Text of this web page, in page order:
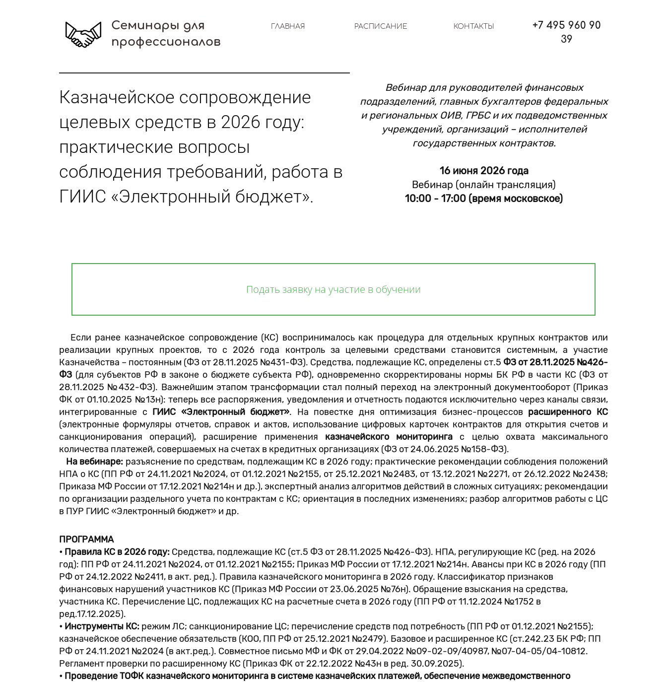
Семинары для
профессионалов
ГЛАВНАЯ РАСПИСАНИЕ КОНТАКТЫ
+7 495 960 90
39
Казначейское сопровождение
целевых средств в 2026 году:
практические вопросы
соблюдения требований, работа в
ГИИС «Электронный бюджет».
Вебинар для руководителей финансовых
подразделений, главных бухгалтеров федеральных
и региональных ОИВ, ГРБС и их подведомственных
учреждений, организаций – исполнителей
государственных контрактов.
16 июня 2026 года
Вебинар (онлайн трансляция)
10:00 - 17:00 (время московское)
Подать заявку на участие в обучении
Если ранее казначейское сопровождение (КС) воспринималось как процедура для отдельных крупных контрактов или
реализации крупных проектов, то с 2026 года контроль за целевыми средствами становится системным, а участие
Казначейства – постоянным (ФЗ от 28.11.2025 №431-ФЗ). Средства, подлежащие КС, определены ст.5 ФЗ от 28.11.2025 №426-
ФЗ (для субъектов РФ в законе о бюджете субъекта РФ), одновременно скорректированы нормы БК РФ в части КС (ФЗ от
28.11.2025 №432-ФЗ). Важнейшим этапом трансформации стал полный переход на электронный документооборот (Приказ
ФК от 01.10.2025 №13н): теперь все распоряжения, уведомления и отчетность подаются исключительно через каналы связи,
интегрированные с ГИИС «Электронный бюджет». На повестке дня оптимизация бизнес-процессов расширенного КС
(электронные формуляры отчетов, справок и актов, использование цифровых карточек контрактов для открытия счетов и
санкционирования операций), расширение применения казначейского мониторинга с целью охвата максимального
количества платежей, совершаемых на счетах в кредитных организациях (ФЗ от 24.06.2025 №158-ФЗ).
На вебинаре: разъяснение по средствам, подлежащим КС в 2026 году; практические рекомендации соблюдения положений
НПА о КС (ПП РФ от 24.11.2021 №2024, от 01.12.2021 №2155, от 25.12.2021 №2483, от 13.12.2021 №2271, от 26.12.2022 №2438;
Приказа МФ России от 17.12.2021 №214н и др.), экспертный анализ алгоритмов действий в сложных ситуациях; рекомендации
по организации раздельного учета по контрактам с КС; ориентация в последних изменениях; разбор алгоритмов работы с ЦС
в ПУР ГИИС «Электронный бюджет» и др.
ПРОГРАММА
• Правила КС в 2026 году: Средства, подлежащие КС (ст.5 ФЗ от 28.11.2025 №426-ФЗ). НПА, регулирующие КС (ред. на 2026
год): ПП РФ от 24.11.2021 №2024, от 01.12.2021 №2155; Приказ МФ России от 17.12.2021 №214н. Авансы при КС в 2026 году (ПП
РФ от 24.12.2022 №2411, в акт. ред.). Правила казначейского мониторинга в 2026 году. Классификатор признаков
финансовых нарушений участников КС (Приказ МФ России от 23.06.2025 №76н). Обращение взыскания на средства,
участника КС. Перечисление ЦС, подлежащих КС на расчетные счета в 2026 году (ПП РФ от 11.12.2024 №1752 в
ред.17.12.2025).
• Инструменты КС: режим ЛС; санкционирование ЦС; перечисление средств под потребность (ПП РФ от 01.12.2021 №2155);
казначейское обеспечение обязательств (КОО, ПП РФ от 25.12.2021 №2479). Базовое и расширенное КС (ст.242.23 БК РФ; ПП
РФ от 24.11.2021 №2024 (в акт.ред.). Совместное письмо МФ и ФК от 29.04.2022 №09-02-09/40987, №07-04-05/04-10812.
Регламент проверки по расширенному КС (Приказ ФК от 22.12.2022 №43н в ред. 30.09.2025).
• Проведение ТОФК казначейского мониторинга в системе казначейских платежей, обеспечение межведомственного